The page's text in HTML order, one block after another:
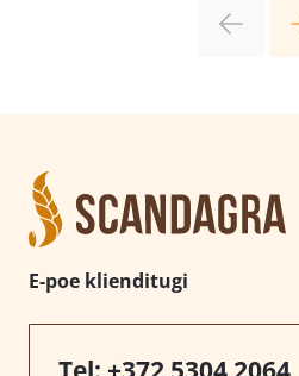
E-poe klienditugi